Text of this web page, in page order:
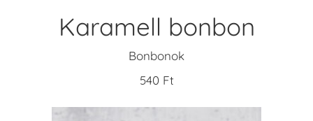
Karamell bonbon
Bonbonok
540 Ft